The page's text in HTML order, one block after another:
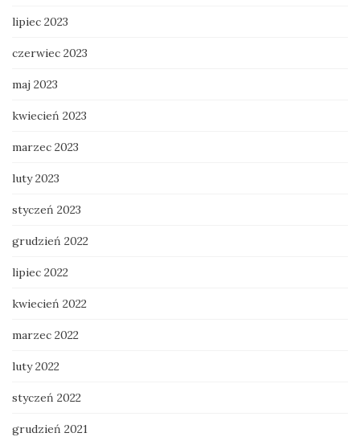
lipiec 2023
czerwiec 2023
maj 2023
kwiecień 2023
marzec 2023
luty 2023
styczeń 2023
grudzień 2022
lipiec 2022
kwiecień 2022
marzec 2022
luty 2022
styczeń 2022
grudzień 2021